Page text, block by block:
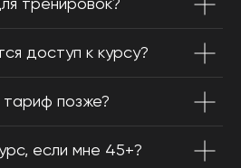
тренировок?
доступ к курсу?
позже?
если мне 45+?